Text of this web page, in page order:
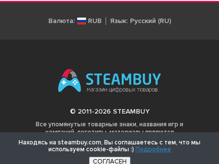
Валюта: RUB Язык: Русский (RU)
© 2011-2026 STEAMBUY
Все упомянутые товарные знаки, названия игр и
компаний, логотипы, материалы являются
собственностью соответствующих владельцев.
Находясь на steambuy.com, Вы соглашаетесь с тем, что мы
используем cookie-файлы :) Подробнее